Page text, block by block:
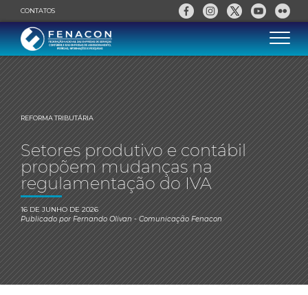
CONTATOS
REFORMA TRIBUTÁRIA
Setores produtivo e contábil
propõem mudanças na
regulamentação do IVA
16 DE JUNHO DE 2026
Publicado porFernando Olivan- Comunicação Fenacon